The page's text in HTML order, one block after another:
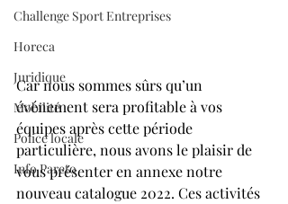
Challenge Sport Entreprises
Horeca
Juridique
Mobilité
Police locale
Info Pareto
Car nous sommes sûrs qu’un
événement sera profitable à vos
équipes après cette période
particulière, nous avons le plaisir de
vous présenter en annexe notre
nouveau catalogue 2022. Ces activités